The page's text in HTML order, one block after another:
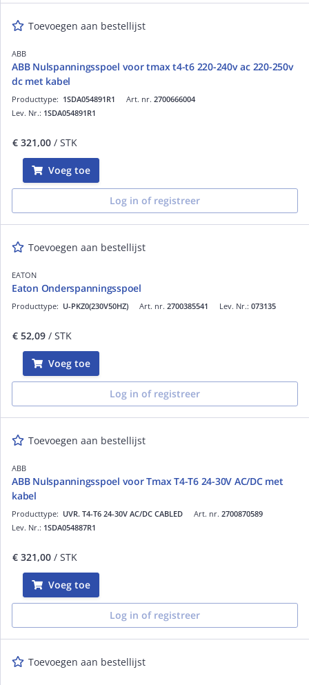
Toevoegen aan bestellijst
ABB
ABB Nulspanningsspoel voor tmax t4-t6 220-240v ac 220-250v
dc met kabel
Art. nr. 2700666004
Producttype: 1SDA054891R1
Lev. Nr.: 1SDA054891R1
€ 321,00 / STK
Voeg toe
Log in of registreer
Toevoegen aan bestellijst
EATON
Eaton Onderspanningsspoel
Art. nr. 2700385541
Producttype: U-PKZ0(230V50HZ) Lev. Nr.: 073135
€ 52,09 / STK
Voeg toe
Log in of registreer
Toevoegen aan bestellijst
ABB
ABB Nulspanningsspoel voor Tmax T4-T6 24-30V AC/DC met
kabel
Art. nr. 2700870589
Producttype: UVR. T4-T6 24-30V AC/DC CABLED
Lev. Nr.: 1SDA054887R1
€ 321,00 / STK
Voeg toe
Log in of registreer
Toevoegen aan bestellijst